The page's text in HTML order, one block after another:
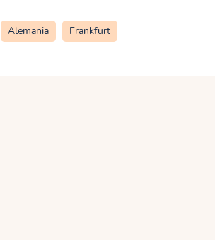
Categorías
Alemania Frankfurt